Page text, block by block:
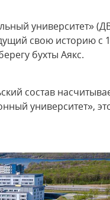
университет»
свою историю с
бухты Аякс.
состав
университет»,